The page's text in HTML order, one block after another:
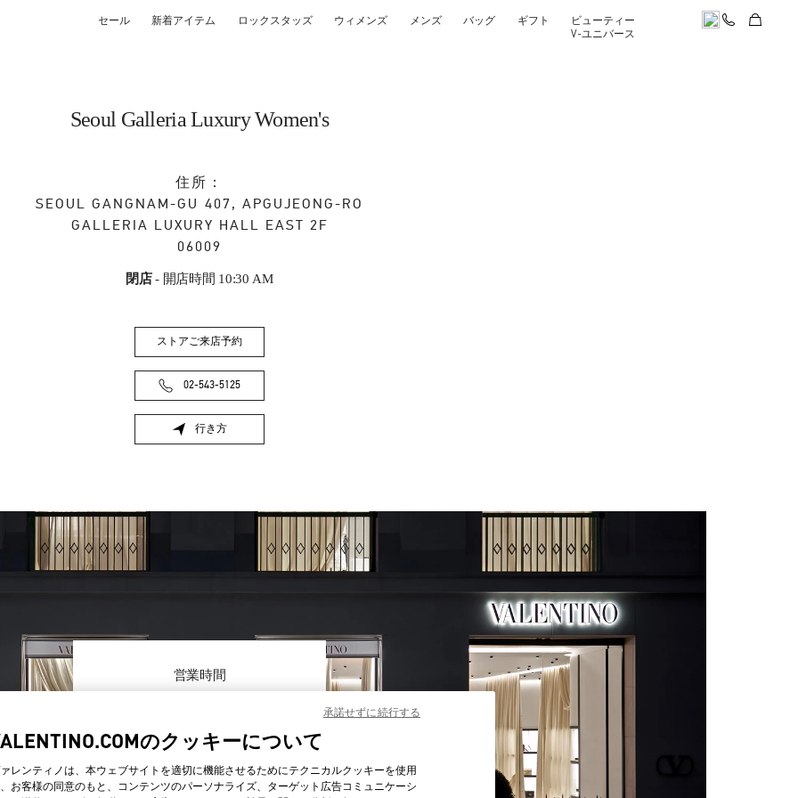
セール 新着アイテム ロックスタッズ ウィメンズ メンズ バッグ ギフト
ビューティー
V-ユニバース
Seoul Galleria Luxury Women's
住所：
SEOUL GANGNAM-GU 407, APGUJEONG-RO
GALLERIA LUXURY HALL EAST 2F
06009
閉店- 開店時間 10:30 AM
ストアご来店予約
02-543-5125
行き方
Link Opens in New Tab
営業時間
月曜
10:30 AM
8:00 PM
火曜
10:30 AM -8:00 PM
水曜
10:30 AM-8:00 PM
木曜
10:30 AM-8:00 PM
のクッキーについて
レンティノは、本ウェブサイトを適切に機能させるためにテクニカルクッキーを使用
お客様の同意のもと、コンテンツのパーソナライズ、ターゲット広告コミュニケーシ
承諾せずに続行する